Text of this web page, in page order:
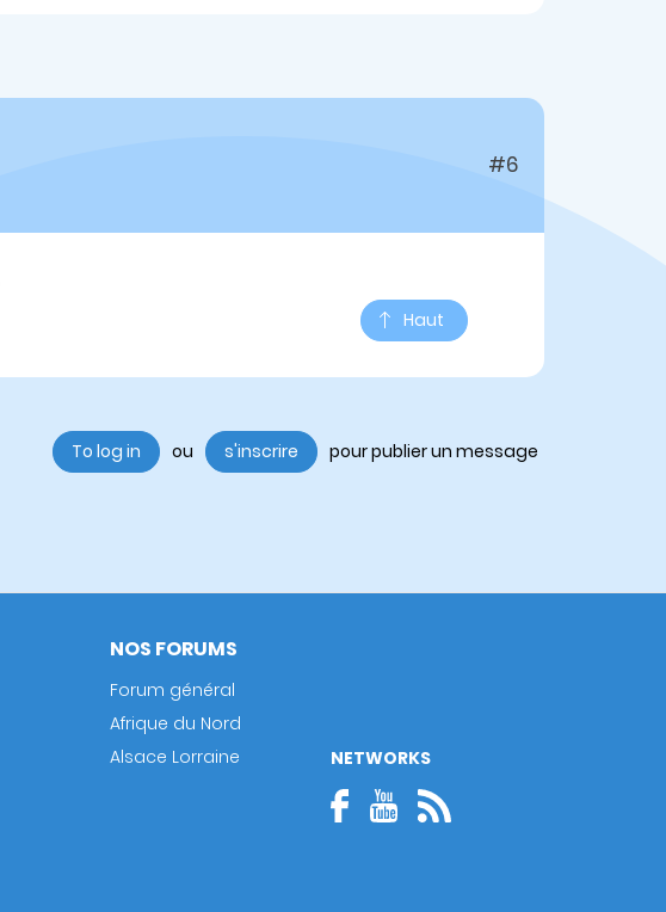
#6
Haut
To log in ou s'inscrire pour publier un message
NOS FORUMS
Forum général
Afrique du Nord
Alsace Lorraine
NETWORKS